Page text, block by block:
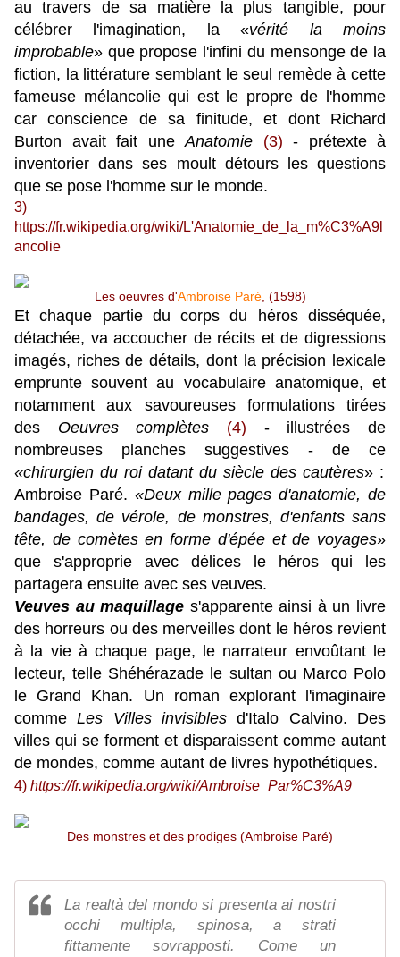
au travers de sa matière la plus tangible, pour
célébrer l'imagination, la «vérité la moins
improbable» que propose l'infini du mensonge de la
fiction, la littérature semblant le seul remède à cette
fameuse mélancolie qui est le propre de l'homme
car conscience de sa finitude, et dont Richard
Burton avait fait uneAnatomie (3) - prétexte à
inventorier dans ses moult détours les questions
que se pose l'homme sur le monde.
3)
https://fr.wikipedia.org/wiki/L'Anatomie_de_la_m%C3%A9l
ancolie
Les oeuvres d'Ambroise Paré, (1598)
Et chaque partie du corps du héros disséquée,
détachée, va accoucher de récits et de digressions
imagés, riches de détails, dont la précision lexicale
emprunte souvent au vocabulaire anatomique, et
notamment aux savoureuses formulations tirées
des Oeuvres complètes (4) -
illustrées de
nombreuses planches suggestives - de ce
«chirurgien du roi datant du siècle des cautères» :
Ambroise Paré. «Deux mille pages d'anatomie, de
bandages, de vérole, de monstres, d'enfants sans
tête, de comètes en forme d'épée et de voyages»
que s'approprie avec délices le héros qui les
partagera ensuite avec ses veuves.
Veuves au maquillage s'apparente ainsi à un
livre
des horreurs ou des merveilles dont le héros revient
à la vie à chaque page, le narrateur envoûtant le
lecteur, telle Shéhérazade le sultan ou Marco Polo
le Grand Khan. Un roman explorant l'imaginaire
comme Les Villes invisibles d'Italo Calvino. Des
villes qui se forment et disparaissent comme autant
de mondes, comme autant de livres hypothétiques.
4) https://fr.wikipedia.org/wiki/Ambroise_Par%C3%A9
Des monstres et des prodiges (Ambroise Paré)
La realtà del mondo si presenta ai nostri
occhi multipla, spinosa, a strati
fittamente sovrapposti. Come un